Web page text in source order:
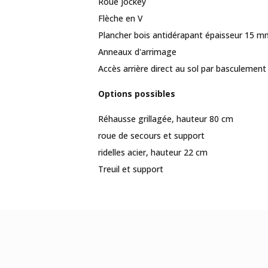
Flèche en V
Plancher bois antidérapant épaisseur 15
Anneaux d'arrimage
Accès arrière direct au sol par basculement
Options possibles
Réhausse grillagée, hauteur 80 cm
roue de secours et support
ridelles acier, hauteur 22 cm
Treuil et support